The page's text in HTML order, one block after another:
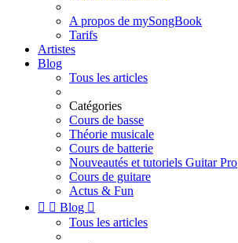
A propos de mySongBook
Tarifs
Artistes
Blog
Tous les articles
Catégories
Cours de basse
Théorie musicale
Cours de batterie
Nouveautés et tutoriels Guitar Pro
Cours de guitare
Actus & Fun
  Blog 
Tous les articles